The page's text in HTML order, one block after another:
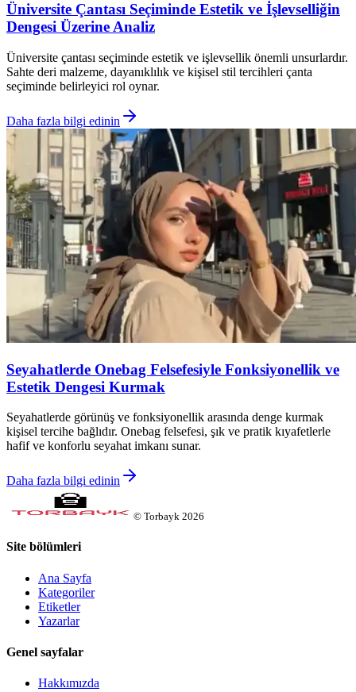
Üniversite Çantası Seçiminde Estetik ve İşlevselliğin
Dengesi Üzerine Analiz
Üniversite çantası seçiminde estetik ve işlevsellik önemli unsurlardır.
Sahte deri malzeme, dayanıklılık ve kişisel stil tercihleri çanta
seçiminde belirleyici rol oynar.
Daha fazla bilgi edinin
Seyahatlerde Onebag Felsefesiyle Fonksiyonellik ve
Estetik Dengesi Kurmak
Seyahatlerde görünüş ve fonksiyonellik arasında denge kurmak
kişisel tercihe bağlıdır. Onebag felsefesi, şık ve pratik kıyafetlerle
hafif ve konforlu seyahat imkanı sunar.
Daha fazla bilgi edinin
© Torbayk 2026
Site bölümleri
Ana Sayfa
Kategoriler
Etiketler
Yazarlar
Genel sayfalar
Hakkımızda